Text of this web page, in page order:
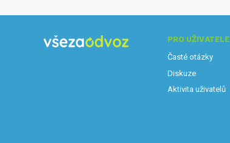
PRO UŽIVATELE
Časté otázky
Diskuze
Aktivita uživatelů